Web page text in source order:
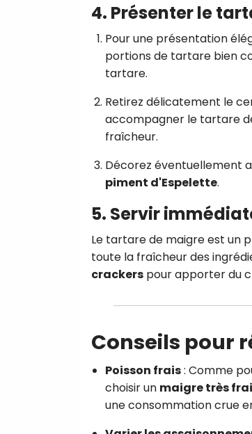
4. Présenter le
Pour une présentation
portions de tartare bien
tartare.
Retirez délicatement le
accompagner le tartare
fraîcheur.
Décorez éventuellement
piment d'Espelette.
5. Servir
Le tartare de maigre est un
toute la fraîcheur des
crackers pour apporter du
Conseils pour
Poisson frais: Comme
choisir un maigre très
une consommation crue